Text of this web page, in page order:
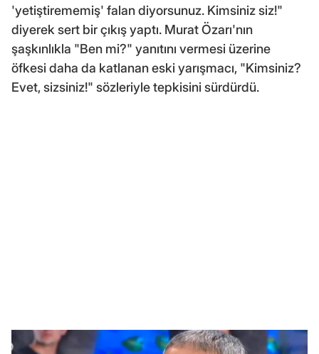
'yetiştirememiş' falan diyorsunuz. Kimsiniz siz!"
diyerek sert bir çıkış yaptı. Murat Özarı'nın
şaşkınlıkla "Ben mi?" yanıtını vermesi üzerine
öfkesi daha da katlanan eski yarışmacı, "Kimsiniz?
Evet, sizsiniz!" sözleriyle tepkisini sürdürdü.